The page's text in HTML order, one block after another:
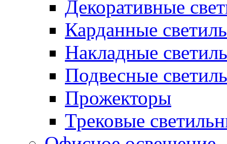
Декоративные
Карданные
Накладные
Подвесные
Прожекторы
Трековые